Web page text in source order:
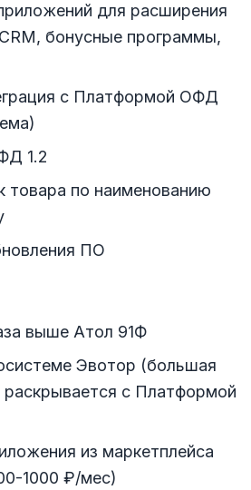
для расширения
бонусные программы,
с Платформой ОФД
1.2
товара по наименованию
ПО
выше Атол 91Ф
Эвотор (большая
раскрывается с Платформой
из маркетплейса
1000 ₽/мес)